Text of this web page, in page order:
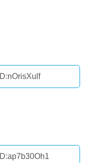
ID:nOrisXulf
ID:ap7b30Oh1